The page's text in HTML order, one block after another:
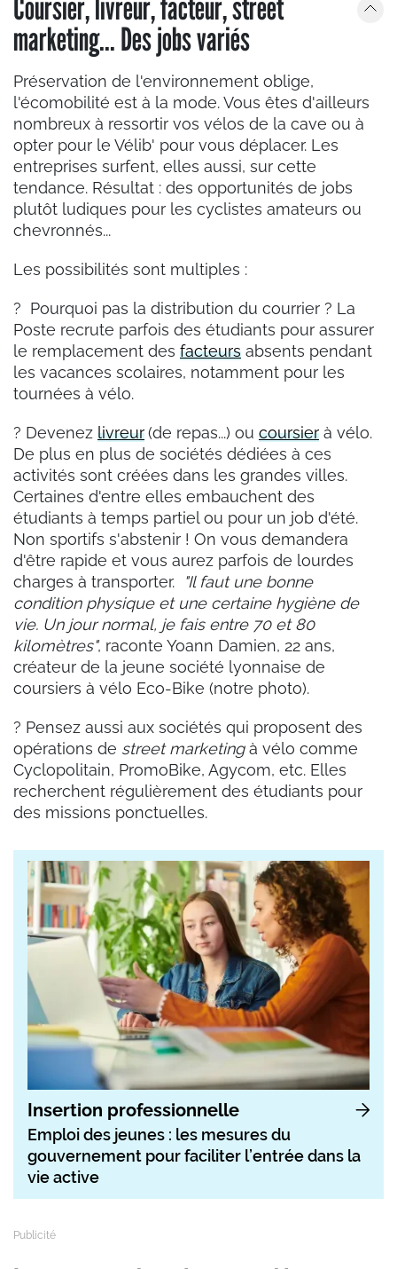
Coursier, livreur, facteur, street
marketing... Des jobs variés
Préservation de l'environnement oblige,
l'écomobilité est à la mode. Vous êtes d'ailleurs
nombreux à ressortir vos vélos de la cave ou à
opter pour le Vélib' pour vous déplacer. Les
entreprises surfent, elles aussi, sur cette
tendance. Résultat : des opportunités de jobs
plutôt ludiques pour les cyclistes amateurs ou
chevronnés...
Les possibilités sont multiples :
? Pourquoi pas la distribution du courrier ? La
Poste recrute parfois des étudiants pour assurer
le remplacement des facteurs absents pendant
les vacances scolaires, notamment pour les
tournées à vélo.
? Devenez livreur(de repas...) ou coursier à vélo.
De plus en plus de sociétés dédiées à ces
activités sont créées dans les grandes villes.
Certaines d'entre elles embauchent des
étudiants à temps partiel ou pour un job d'été.
Non sportifs s'abstenir ! On vous demandera
d'être rapide et vous aurez parfois de lourdes
charges à transporter.
"Il faut une bonne
condition physique et une certaine hygiène de
vie. Un jour normal, je fais entre 70 et 80
kilomètres", raconte Yoann Damien, 22 ans,
créateur de la jeune société lyonnaise de
coursiers à vélo Eco-Bike (notre photo).
? Pensez aussi aux sociétés qui proposent des
opérations de street marketingà vélo comme
Cyclopolitain, PromoBike, Agycom, etc. Elles
recherchent régulièrement des étudiants pour
des missions ponctuelles.
Insertion professionnelle
Emploi des jeunes : les mesures du
gouvernement pour faciliter l’entrée dans la
vie active